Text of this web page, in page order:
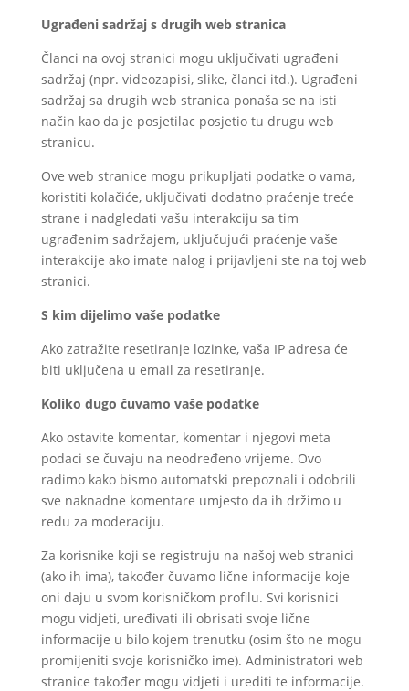
Ugrađeni sadržaj s drugih web stranica
Članci na ovoj stranici mogu uključivati ugrađeni
sadržaj (npr. videozapisi, slike, članci itd.). Ugrađeni
sadržaj sa drugih web stranica ponaša se na isti
način kao da je posjetilac posjetio tu drugu web
stranicu.
Ove web stranice mogu prikupljati podatke o vama,
koristiti kolačiće, uključivati dodatno praćenje treće
strane i nadgledati vašu interakciju sa tim
ugrađenim sadržajem, uključujući praćenje vaše
interakcije ako imate nalog i prijavljeni ste na toj web
stranici.
S kim dijelimo vaše podatke
Ako zatražite resetiranje lozinke, vaša IP adresa će
biti uključena u email za resetiranje.
Koliko dugo čuvamo vaše podatke
Ako ostavite komentar, komentar i njegovi meta
podaci se čuvaju na neodređeno vrijeme. Ovo
radimo kako bismo automatski prepoznali i odobrili
sve naknadne komentare umjesto da ih držimo u
redu za moderaciju.
Za korisnike koji se registruju na našoj web stranici
(ako ih ima), također čuvamo lične informacije koje
oni daju u svom korisničkom profilu. Svi korisnici
mogu vidjeti, uređivati ili obrisati svoje lične
informacije u bilo kojem trenutku (osim što ne mogu
promijeniti svoje korisničko ime). Administratori web
stranice također mogu vidjeti i urediti te informacije.